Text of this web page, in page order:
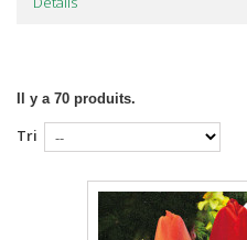
Il y a 70 produits.
Tri